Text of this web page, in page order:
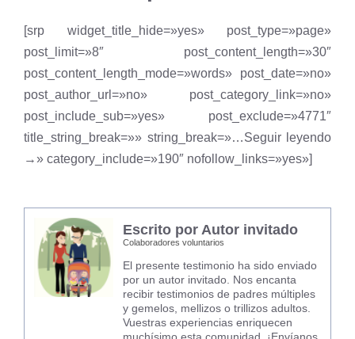
[srp widget_title_hide=»yes» post_type=»page»
post_limit=»8″ post_content_length=»30″
post_content_length_mode=»words» post_date=»no»
post_author_url=»no» post_category_link=»no»
post_include_sub=»yes» post_exclude=»4771″
title_string_break=»» string_break=»…Seguir leyendo
→» category_include=»190″ nofollow_links=»yes»]
Escrito por Autor invitado
Colaboradores voluntarios
El presente testimonio ha sido enviado
por un autor invitado. Nos encanta
recibir testimonios de padres múltiples
y gemelos, mellizos o trillizos adultos.
Vuestras experiencias enriquecen